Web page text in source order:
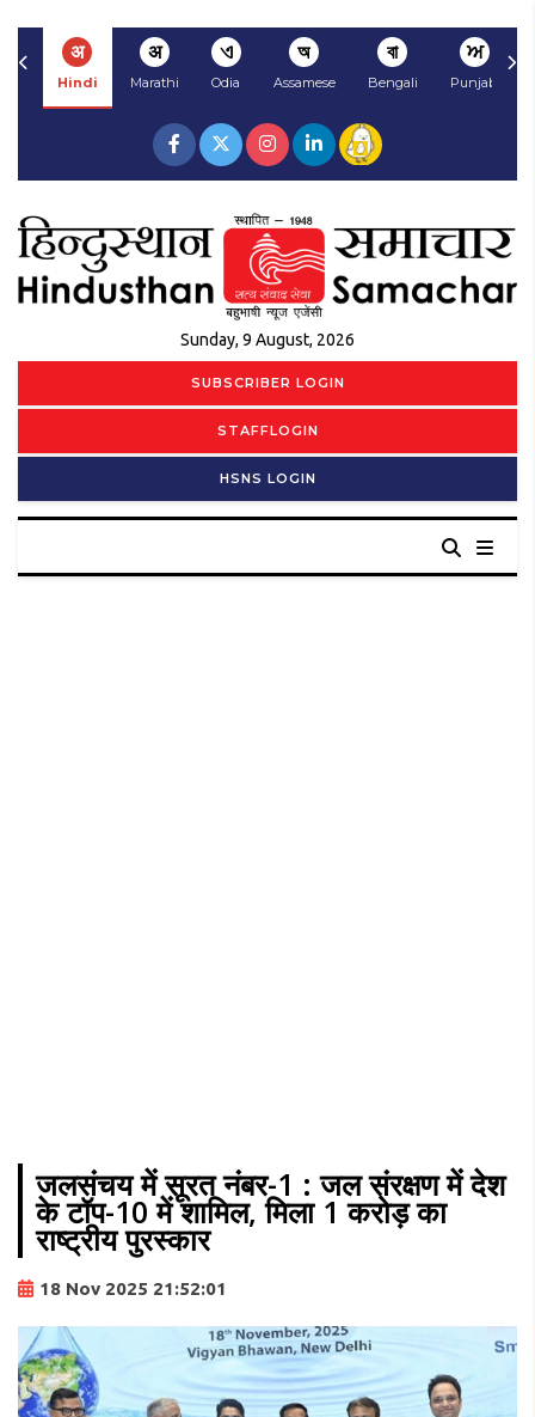
अ
Hindi
अ
Marathi
ଏ
Odia
অ
Assamese
বা
Bengali
ਅ
Punjabi
Sunday, 9 August, 2026
SUBSCRIBER LOGIN
STAFFLOGIN
HSNS LOGIN
जलसंचय में सूरत नंबर-1 : जल संरक्षण में देश
के टॉप-10 में शामिल, मिला 1 करोड़ का
राष्ट्रीय पुरस्कार
18 Nov 2025 21:52:01